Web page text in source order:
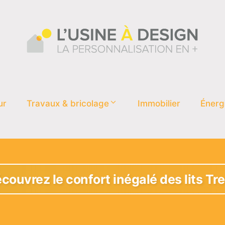
Travaux & bricolage Immobilier
le confort inégalé des lits